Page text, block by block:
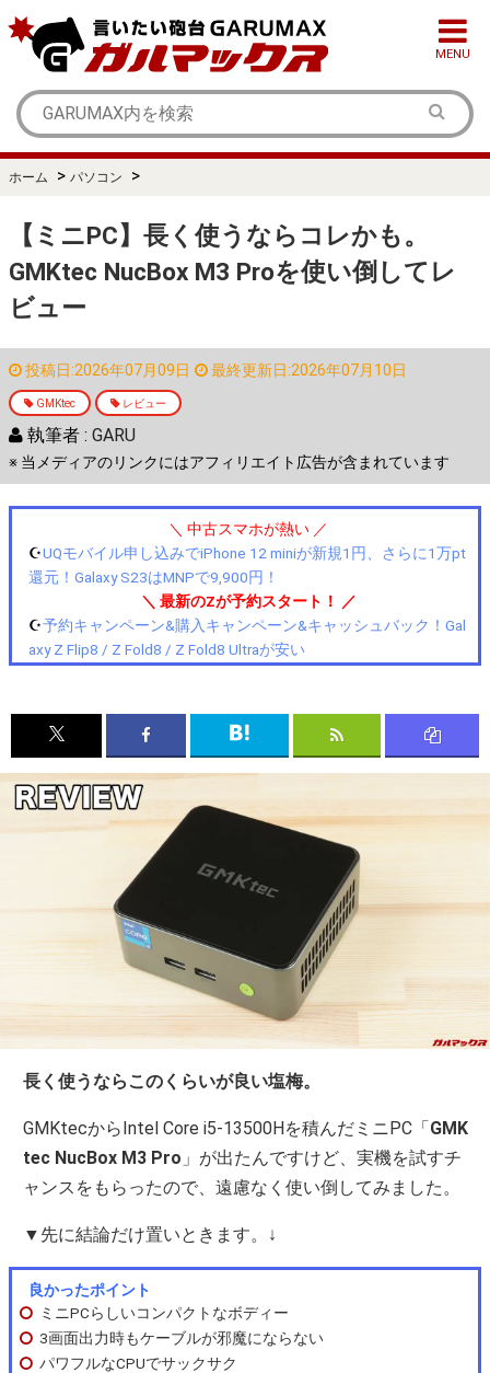
MENU
ホーム > パソコン >
【ミニPC】長く使うならコレかも。
GMKtec NucBox M3 Proを使い倒してレ
ビュー
投稿日:2026年07月09日 最終更新日:2026年07月10日
GMKtec レビュー
執筆者 : GARU
※ 当メディアのリンクにはアフィリエイト広告が含まれています
＼ 中古スマホが熱い ／
☪️UQモバイル申し込みでiPhone 12 miniが新規1円、さらに1万pt
還元！Galaxy S23はMNPで9,900円！
＼ 最新のZが予約スタート！ ／
☪️予約キャンペーン&購入キャンペーン&キャッシュバック！Gal
axy Z Flip8 / Z Fold8 / Z Fold8 Ultraが安い
長く使うならこのくらいが良い塩梅。
GMKtecからIntel Core i5-13500Hを積んだミニPC「 GMK
tec NucBox M3 Pro 」が出たんですけど、実機を試すチ
ャンスをもらったので、遠慮なく使い倒してみました。
▼先に結論だけ置いときます。↓
良かったポイント
ミニPCらしいコンパクトなボディー
3画面出力時もケーブルが邪魔にならない
パワフルなCPUでサックサク